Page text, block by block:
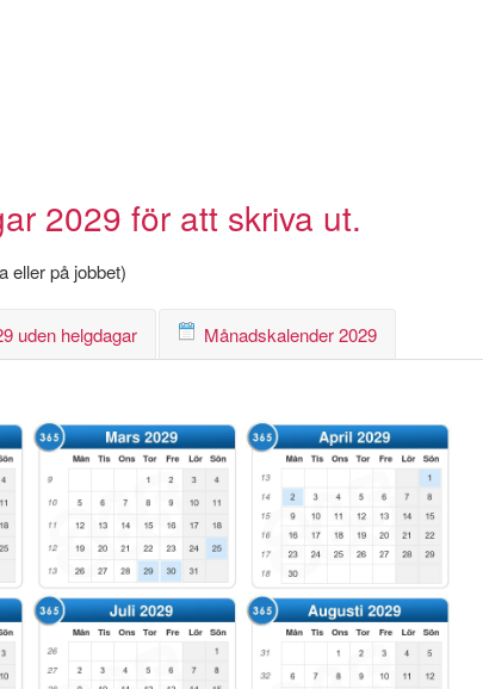
2029 för att skriva ut.
eller på jobbet)
uden helgdagar Månadskalender 2029